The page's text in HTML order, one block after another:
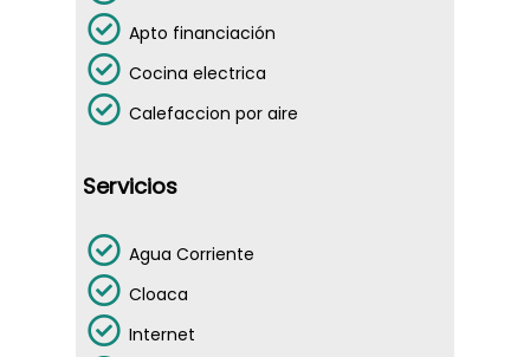
Apto financiación
Cocina electrica
Calefaccion por aire
Servicios
Agua Corriente
Cloaca
Internet